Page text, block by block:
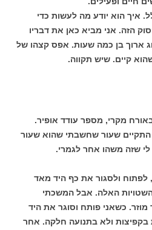
איך הוא יודע מה לעשות כדי
הזה. אני מביא כאן את דבריו
ארוך בן כמה שעות. אפס קצהו של
קיים. שיש תקווה.
מקרי, מספר עודד אופיר.
בו התקיים שעור שחשבתי שהוא שעור
שזה משהו אחר לגמרי.
ולסגור את כף היד מאד
האלה. אבל המשכתי
כשאני פותח וסוגר את היד
בקפיצות ולא בתנועה חלקה. אחר